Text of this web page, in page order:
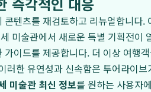
텐츠를 재검토하고 리뉴얼합니다.
미술관에서 새로운 특별 기획전이
이드를 제공합니다. 더 이상 여행
러한 유연성과 신속함은 투어라이브
미술관 최신 정보를 원하는 사용자